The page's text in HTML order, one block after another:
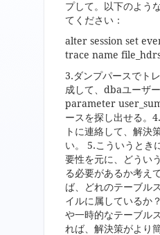
プして。以下のよう
てください：
alter session set
trace name
3.ダンプパースでト
成して、dbaユーザ
parameter
ースを探し出せる。
トに連絡して、解決
い。 5.こういうとき
要性を元に、どうい
る必要があるか考え
ば、どれのテーブル
イルに属しているか
や一時的なテーブル
れば、解決策がより